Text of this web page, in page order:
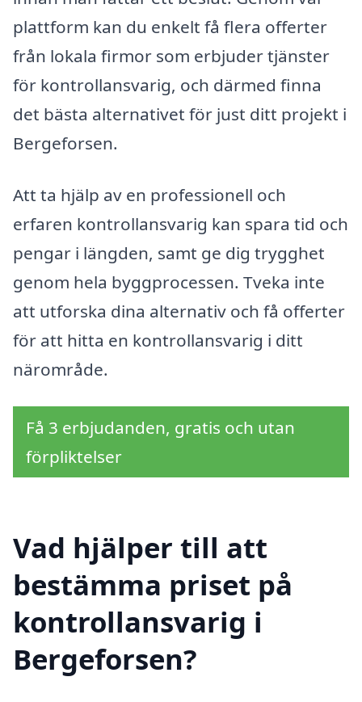
plattform kan du enkelt få flera offerter
från lokala firmor som erbjuder tjänster
för kontrollansvarig, och därmed finna
det bästa alternativet för just ditt projekt i
Bergeforsen.
Att ta hjälp av en professionell och
erfaren kontrollansvarig kan spara tid och
pengar i längden, samt ge dig trygghet
genom hela byggprocessen. Tveka inte
att utforska dina alternativ och få offerter
för att hitta en kontrollansvarig i ditt
närområde.
Få 3 erbjudanden, gratis och utan
förpliktelser
Vad hjälper till att
bestämma priset på
kontrollansvarig i
Bergeforsen?